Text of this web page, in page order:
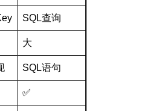
SQL查询
大
SQL语句
✅